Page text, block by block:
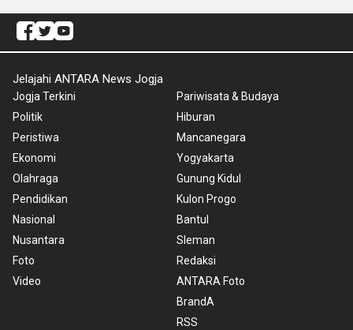
Jelajahi ANTARA News Jogja
Jogja Terkini
Politik
Peristiwa
Ekonomi
Olahraga
Pendidikan
Nasional
Nusantara
Foto
Video
Pariwisata & Budaya
Hiburan
Mancanegara
Yogyakarta
Gunung Kidul
Kulon Progo
Bantul
Sleman
Redaksi
ANTARA Foto
BrandA
RSS